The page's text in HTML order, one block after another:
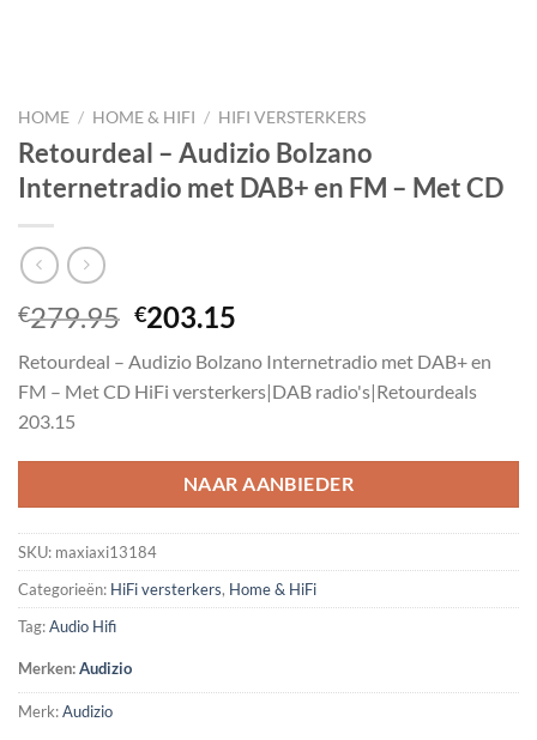
HOME / HOME & HIFI / HIFI VERSTERKERS
Retourdeal – Audizio Bolzano
Internetradio met DAB+ en FM – Met CD
€279.95 Oorspronkelijke
was:
€279.95.
€203.15
is:
€203.15.
Retourdeal – Audizio Bolzano Internetradio met DAB+ en
FM – Met CD HiFi versterkers|DAB radio's|Retourdeals
203.15
NAAR AANBIEDER
SKU: maxiaxi13184
Categorieën: HiFi versterkers, Home & HiFi
Tag:Audio Hifi
Merken:Audizio
Merk:Audizio